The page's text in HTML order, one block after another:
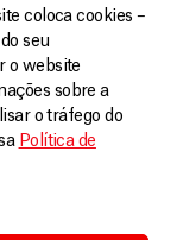
coloca cookies –
seu
o website
sobre a
o tráfego do
Política de